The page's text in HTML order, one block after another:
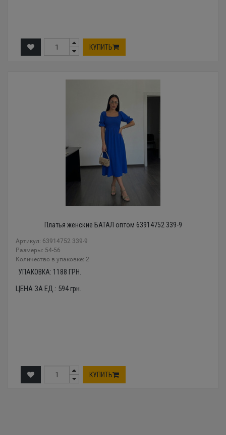
КУПИТЬ
Платья женские БАТАЛ оптом 63914752 339-9
Артикул: 63914752 339-9
Размеры: 54-56
Количество в упаковке: 2
УПАКОВКА: 1188 ГРН.
ЦЕНА ЗА ЕД.: 594грн.
КУПИТЬ